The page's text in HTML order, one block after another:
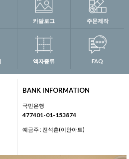
카달로그 주문제작
액자종류 FAQ
BANK INFORMATION
국민은행
477401-01-153874
예금주 : 진석훈(이안아트)